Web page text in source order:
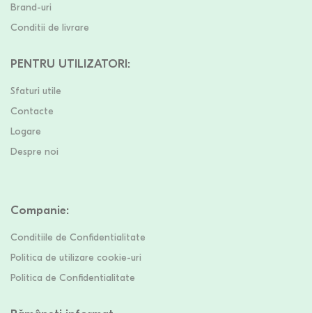
Brand-uri
Conditii de livrare
PENTRU UTILIZATORI:
Sfaturi utile
Contacte
Logare
Despre noi
Companie:
Conditiile de Confidentialitate
Politica de utilizare cookie-uri
Politica de Confidentialitate